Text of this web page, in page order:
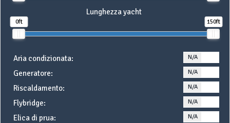
Lunghezza yacht
0ft 150ft
Aria condizionata: N/A
Generatore: N/A
Riscaldamento: N/A
Flybridge: N/A
Elica di prua: N/A